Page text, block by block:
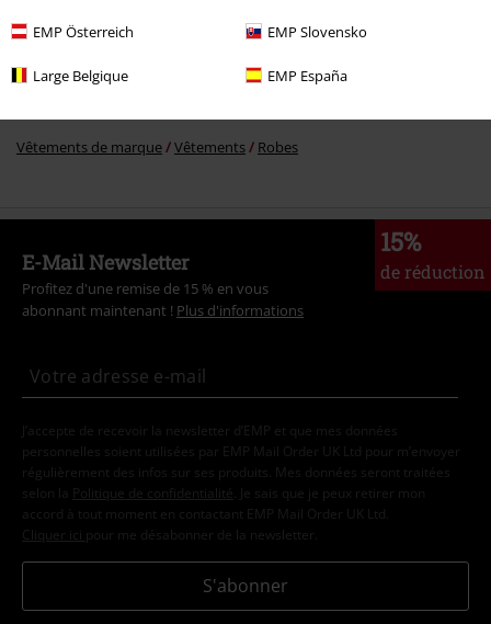
EMP Österreich EMP Slovensko
Large Belgique EMP España
Vêtements de marque Vêtements Robes
15%
de réduction
E-Mail Newsletter
Profitez d'une remise de 15 % en vous
abonnant maintenant ! Plus d'informations
J’accepte de recevoir la newsletter d’EMP et que mes données
personnelles soient utilisées par EMP Mail Order UK Ltd pour m’envoyer
régulièrement des infos sur ses produits. Mes données seront traitées
selon la
Politique de confidentialité . Je sais que je peux retirer mon
accord à tout moment en contactant EMP Mail Order UK Ltd.
Cliquer ici pour me désabonner de la newsletter.
S'abonner